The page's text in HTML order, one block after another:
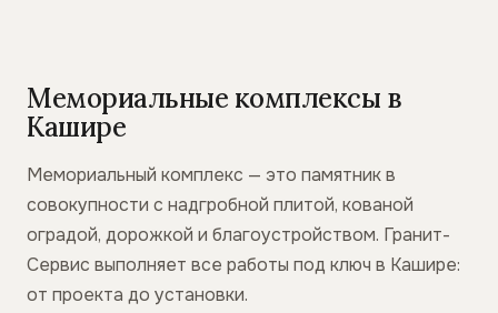
Мемориальные комплексы в
Кашире
Мемориальный комплекс — это памятник в
совокупности с надгробной плитой, кованой
оградой, дорожкой и благоустройством. Гранит-
Сервис выполняет все работы под ключ в Кашире:
от проекта до установки.